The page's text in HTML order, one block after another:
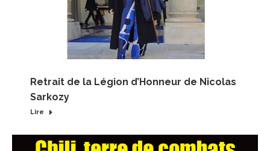
Retrait de la Légion d’Honneur de Nicolas
Sarkozy
Lire